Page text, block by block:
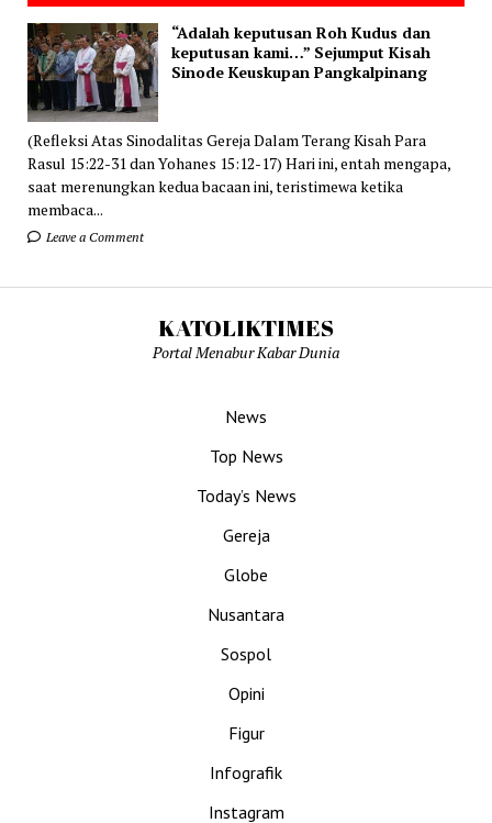
“Adalah keputusan Roh Kudus dan
keputusan kami…” Sejumput Kisah
Sinode Keuskupan Pangkalpinang
(Refleksi Atas Sinodalitas Gereja Dalam Terang Kisah Para
Rasul 15:22-31 dan Yohanes 15:12-17) Hari ini, entah mengapa,
saat merenungkan kedua bacaan ini, teristimewa ketika
membaca...
Leave a Comment
KATOLIKTIMES
Portal Menabur Kabar Dunia
News
Top News
Today’s News
Gereja
Globe
Nusantara
Sospol
Opini
Figur
Infografik
Instagram